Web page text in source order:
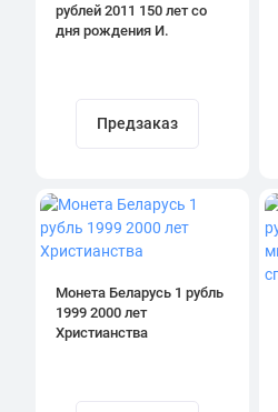
рублей 2011 150 лет со
дня рождения И.
Предзаказ
Монета Беларусь 1 рубль
1999 2000 лет
Христианства